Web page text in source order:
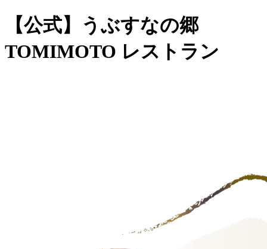
【公式】うぶすなの郷
TOMIMOTO レストラン